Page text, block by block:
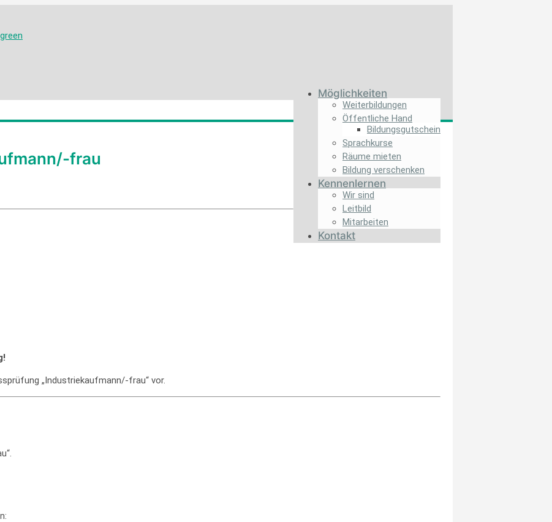
Möglichkeiten
Weiterbildungen
Öffentliche Hand
Bildungs­gutschein
Sprachkurse
Räume mieten
Bildung verschenken
Kennenlernen
Wir sind
Leitbild
Mitarbeiten
Kontakt
frau
„Industriekaufmann/-frau“ vor.